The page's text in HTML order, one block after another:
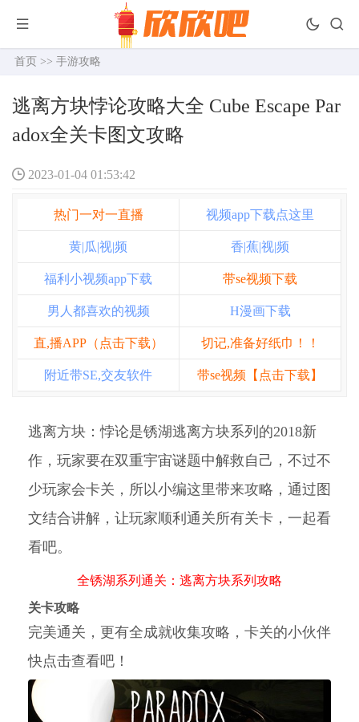
首页 >> 手游攻略
逃离方块悖论攻略大全 Cube Escape Par
adox全关卡图文攻略
2023-01-04 01:53:42
热门一对一直播 视频app下载点这里
黄|瓜|视|频 香|蕉|视|频
福利小视频app下载 带se视频下载
男人都喜欢的视频 H漫画下载
直,播APP（点击下载） 切记,准备好纸巾！！
附近带SE,交友软件 带se视频【点击下载】
逃离方块：悖论是锈湖逃离方块系列的2018新
作，玩家要在双重宇宙谜题中解救自己，不过不
少玩家会卡关，所以小编这里带来攻略，通过图
文结合讲解，让玩家顺利通关所有关卡，一起看
看吧。
全锈湖系列通关：逃离方块系列攻略
关卡攻略
完美通关，更有全成就收集攻略，卡关的小伙伴
快点击查看吧！